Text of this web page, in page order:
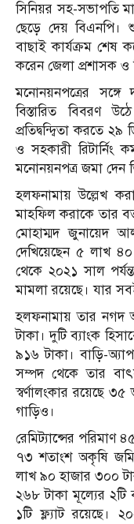
সিনিয়র সহ-সভাপতি
ছেড়ে দেয় বিএনপি।
বাছাই কার্যক্রম শেষ
করেন জেলা প্রশাসক ও
মনোনয়নপত্রের
বিস্তারিত বিবরণ
প্রতিদ্বন্দ্বিতা করতে
ও সহকারী
মনোনয়নপত্র জমা দেন
হলফনামায় উল্লেখ
মাহফিল করাকে তার
মোহাম্মদ জুনায়েদ
দেখিয়েছেন ৫ লাখ
থেকে ২০২১ সাল
মামলা রয়েছে। যার
হলফনামায় তার নগদ
টাকা। দুটি ব্যাংক
৯১৬ টাকা। বাড়ি-
সম্পদ থেকে তার
স্বর্ণালংকার রয়েছে
গাড়িও।
রেমিট্যান্সের
৭৩ শতাংশ অকৃষি
লাখ ৯০ হাজার ৩০০
২৬৮ টাকা মূল্যের
১টি ফ্ল্যাট রয়েছে।